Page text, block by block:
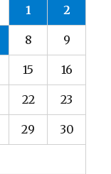
1 2
8 9
15 16
22 23
29 30